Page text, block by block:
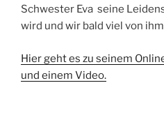
Schwester Eva seine
wird und wir bald viel von
Hier geht es zu seinem
und einem Video.